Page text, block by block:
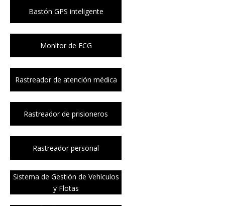
Bastón GPS inteligente
Monitor de ECG
Rastreador de atención médica
Rastreador de prisioneros
Rastreador personal
Sistema de Gestión de Vehículos
y Flotas